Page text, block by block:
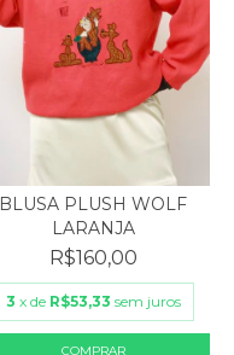
BLUSA PLUSH WOLF
LARANJA
R$160,00
3 x de R$53,33 sem juros